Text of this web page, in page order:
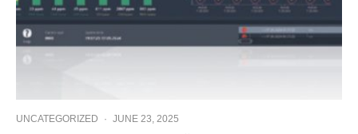
UNCATEGORIZED · JUNE 23, 2025